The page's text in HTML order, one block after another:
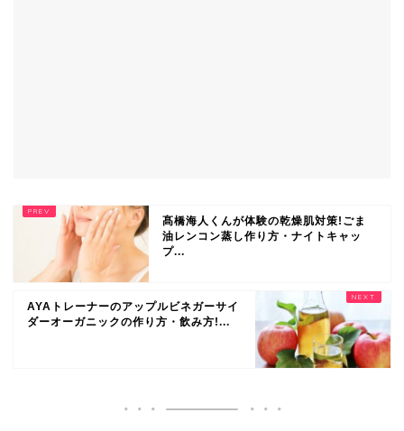
髙橋海人くんが体験の乾燥肌対策!ごま
油レンコン蒸し作り方・ナイトキャッ
プ...
AYAトレーナーのアップルビネガーサイ
ダーオーガニックの作り方・飲み方!...